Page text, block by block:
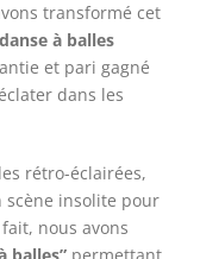
transformé cet
à balles
et pari gagné
dans les
rétro-éclairées,
scène insolite pour
nous avons